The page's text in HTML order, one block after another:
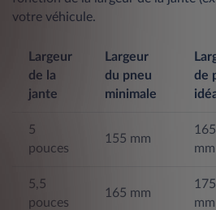
votre véhicule.
Largeur
de la
jante
Largeur
du pneu
minimale
de
5
pouces
155 mm
mm
5,5
pouces
165 mm
mm